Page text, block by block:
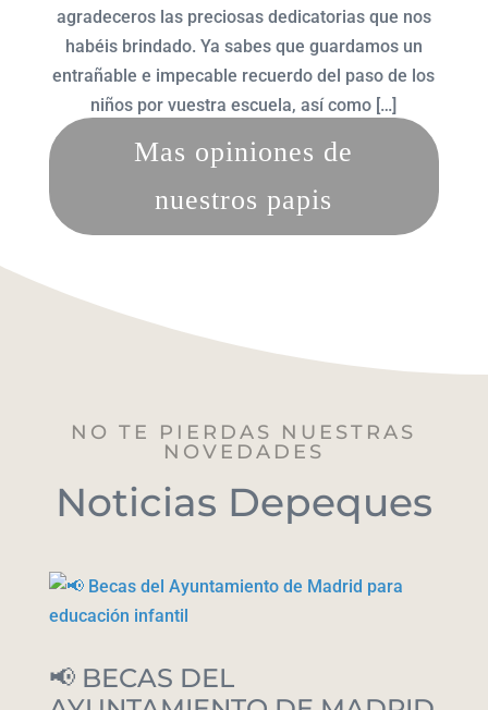
agradeceros las preciosas dedicatorias que nos
habéis brindado. Ya sabes que guardamos un
entrañable e impecable recuerdo del paso de los
niños por vuestra escuela, así como […]
Mas opiniones de
nuestros papis
NO TE PIERDAS NUESTRAS
NOVEDADES
Noticias Depeques
📢 BECAS DEL